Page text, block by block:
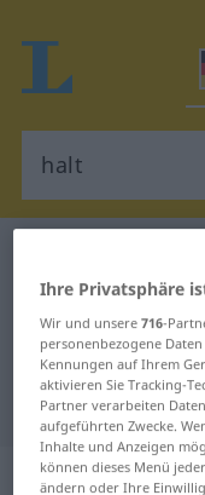
Deutsch-
für "halt"
"halt"
„halt“:
Ihre Privatsphäre
Wir und unsere716-
personenbezogene
Kennungen auf Ihrem
aktivieren Sie Tracking-
Partner verarbeiten
aufgeführten Zwecke.
Inhalte und Anzeigen
können dieses Menü
ändern oder Ihre